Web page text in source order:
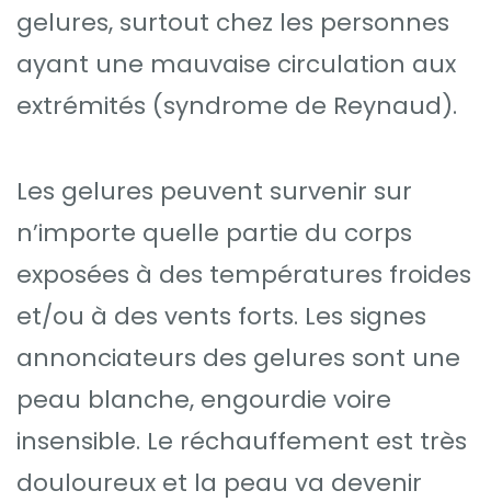
gelures, surtout chez les personnes
ayant une mauvaise circulation aux
extrémités (syndrome de Reynaud).
Les gelures peuvent survenir sur
n’importe quelle partie du corps
exposées à des températures froides
et/ou à des vents forts. Les signes
annonciateurs des gelures sont une
peau blanche, engourdie voire
insensible. Le réchauffement est très
douloureux et la peau va devenir